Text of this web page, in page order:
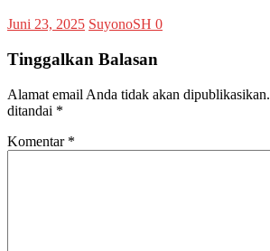
Juni 23, 2025 SuyonoSH 0
Tinggalkan Balasan
Alamat email Anda tidak akan dipublikasikan.
ditandai *
Komentar *